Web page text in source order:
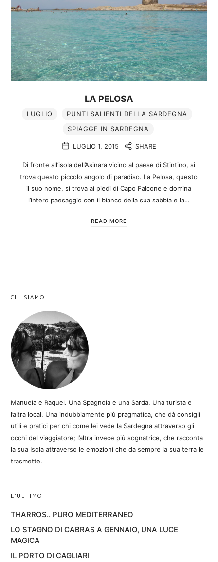
LA PELOSA
LUGLIO
PUNTI SALIENTI DELLA SARDEGNA
SPIAGGE IN SARDEGNA
LUGLIO 1, 2015 SHARE
Di fronte all’isola dell’Asinara vicino al paese di Stintino, si
trova questo piccolo angolo di paradiso. La Pelosa, questo
il suo nome, si trova ai piedi di Capo Falcone e domina
l’intero paesaggio con il bianco della sua sabbia e la…
READ MORE
CHI SIAMO
Manuela e Raquel. Una Spagnola e una Sarda. Una turista e
l’altra local. Una indubbiamente più pragmatica, che dà consigli
utili e pratici per chi come lei vede la Sardegna attraverso gli
occhi del viaggiatore; l’altra invece più sognatrice, che racconta
la sua Isola attraverso le emozioni che da sempre la sua terra le
trasmette.
L’ULTIMO
THARROS.. PURO MEDITERRANEO
LO STAGNO DI CABRAS A GENNAIO, UNA LUCE
MAGICA
IL PORTO DI CAGLIARI